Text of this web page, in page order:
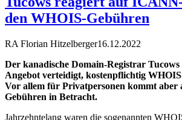
den WHOIS-Gebühren
RA Florian Hitzelberger16.12.2022
Der kanadische Domain-Registrar
Angebot verteidigt, kostenpflichtig
Vor allem für Privatpersonen kommt aber
Gebühren in Betracht.
Jahrzehntelang waren die sogenannten